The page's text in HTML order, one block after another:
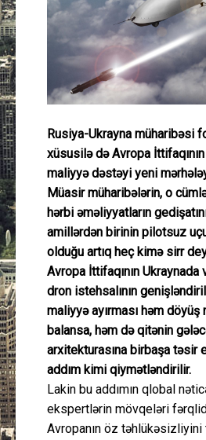
Rusiya-Ukrayna müharibəsi
xüsusilə də Avropa
maliyyə dəstəyi yeni
Müasir müharibələrin, o
hərbi əməliyyatların
amillərdən birinin pilotsuz
olduğu artıq heç kimə sirr
Avropa İttifaqının Ukraynada
dron istehsalının
maliyyə ayırması həm döyüş
balansa, həm də qitənin
arxitekturasına birbaşa təsir
addım kimi qiymətləndirilir.
Lakin bu addımın qlobal
ekspertlərin mövqeləri
Avropanın öz təhlükəsizliyini